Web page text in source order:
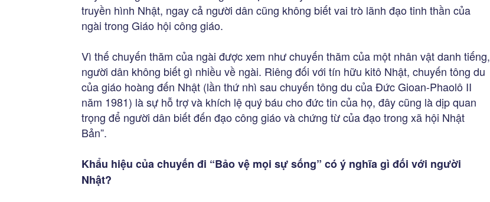
truyền hình Nhật, ngay cả người dân cũng không biết vai trò lãnh đạo tinh thần của
ngài trong Giáo hội công giáo.
Vì thế chuyến thăm của ngài được xem như chuyến thăm của một nhân vật danh tiếng,
người dân không biết gì nhiều về ngài. Riêng đối với tín hữu kitô Nhật, chuyến tông du
của giáo hoàng đến Nhật (lần thứ nhì sau chuyến tông du của Đức Gioan-Phaolô II
năm 1981) là sự hỗ trợ và khích lệ quý báu cho đức tin của họ, đây cũng là dịp quan
trọng để người dân biết đến đạo công giáo và chứng từ của đạo trong xã hội Nhật
Bản”.
Khẩu hiệu của chuyến đi “Bảo vệ mọi sự sống” có ý nghĩa gì đối với người
Nhật?